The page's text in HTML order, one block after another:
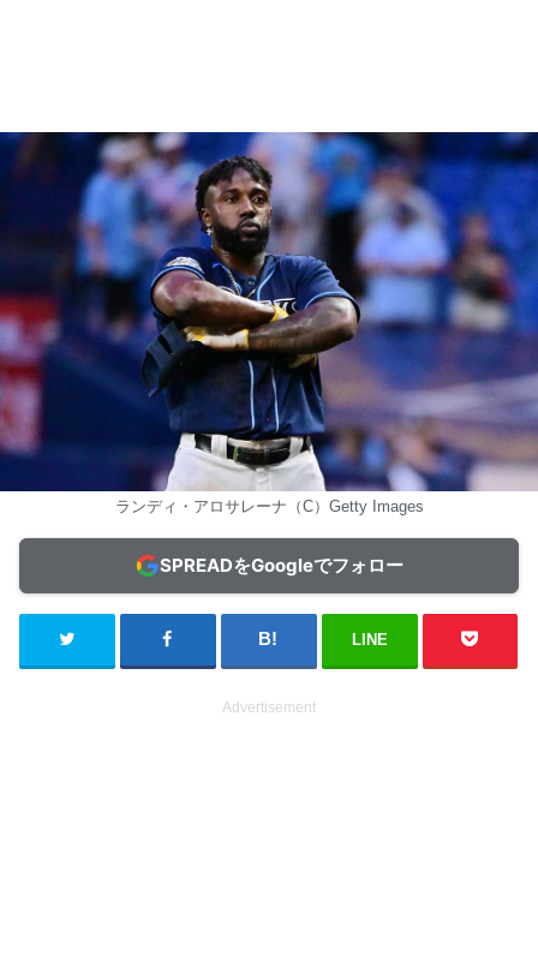
ランディ・アロサレーナ（C）Getty Images
SPREADをGoogleでフォロー
LINE
Advertisement